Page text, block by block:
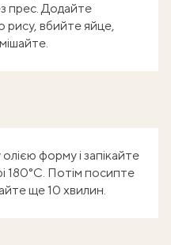
прес. Додайте
рису, вбийте яйце,
форму і запікайте
180°C. Потім посипте
ще 10 хвилин.